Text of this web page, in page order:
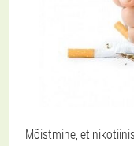
Mõistmine, et